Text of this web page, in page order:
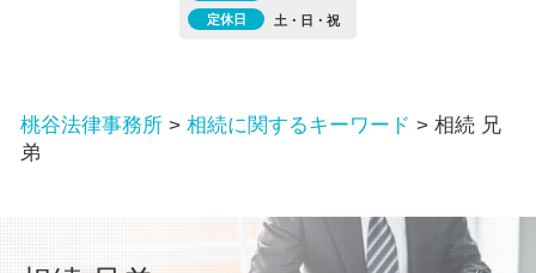
定休日
土・日・祝
桃谷法律事務所 > 相続に関するキーワード > 相続 兄
弟